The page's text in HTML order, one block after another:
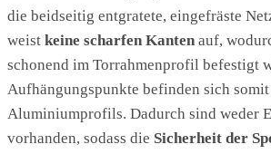
die beidseitig entgratete, eingefräste
weist keine scharfen Kanten auf,
schonend im Torrahmenprofil befestigt
Aufhängungspunkte befinden sich
Aluminiumprofils. Dadurch sind weder
vorhanden, sodass die Sicherheit der